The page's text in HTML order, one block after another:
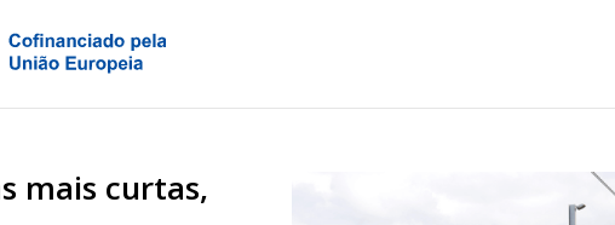
mais curtas,